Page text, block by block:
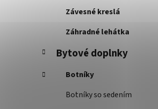
Závesné kreslá
Záhradné lehátka
Bytové doplnky
Botníky
Botníky so sedením